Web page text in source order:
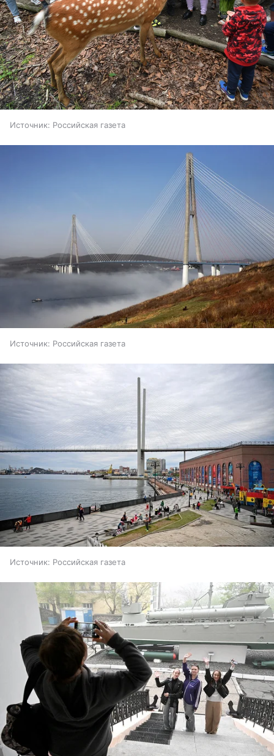
Источник: Российская газета
Источник: Российская газета
Источник: Российская газета